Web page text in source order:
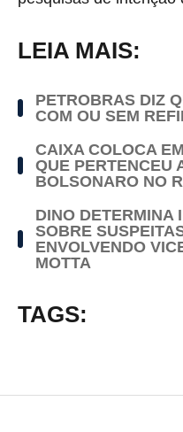
LEIA MAIS:
PETROBRAS DIZ
COM OU SEM
CAIXA COLOCA
QUE PERTENCEU
BOLSONARO NO
DINO DETERMINA
SOBRE
ENVOLVENDO
MOTTA
TAGS: